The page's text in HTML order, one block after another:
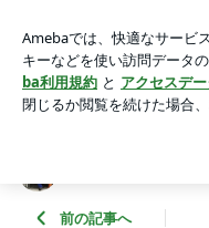
アプリをダウンロードして
ょう。
前の記事へ